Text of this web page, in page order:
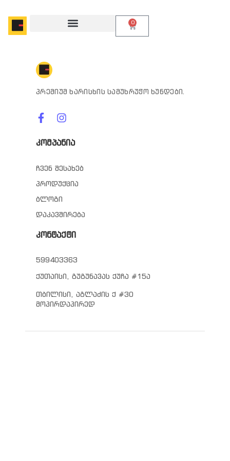
0
პრემიუმ ხარისხის სამუხრუჭო ხუნდები.
კომპანია
ჩვენ შესახებ
პროდუქცია
ბლოგი
დაკავშირება
კონტაქტი
599403363
ქუთაისი, გუგუნავას ქუჩა #15ა
თბილისი, აგლაძის ქ #30
მოპირდაპირედ